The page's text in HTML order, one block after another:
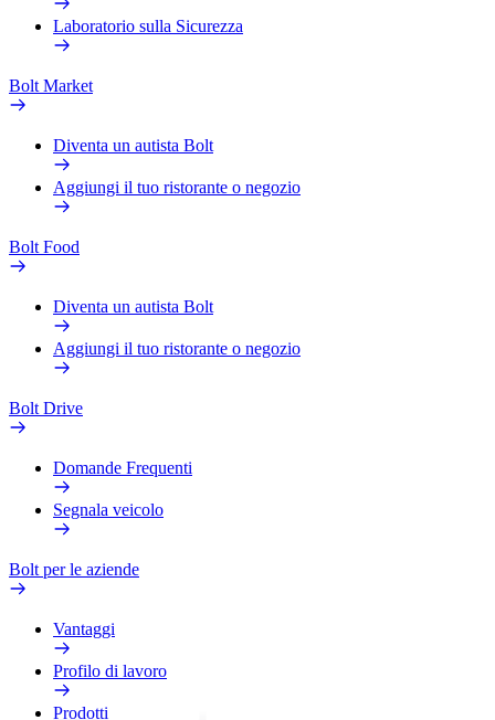
Laboratorio sulla Sicurezza
Bolt Market
Diventa un autista Bolt
Aggiungi il tuo ristorante o negozio
Bolt Food
Diventa un autista Bolt
Aggiungi il tuo ristorante o negozio
Bolt Drive
Domande Frequenti
Segnala veicolo
Bolt per le aziende
Vantaggi
Profilo di lavoro
Prodotti